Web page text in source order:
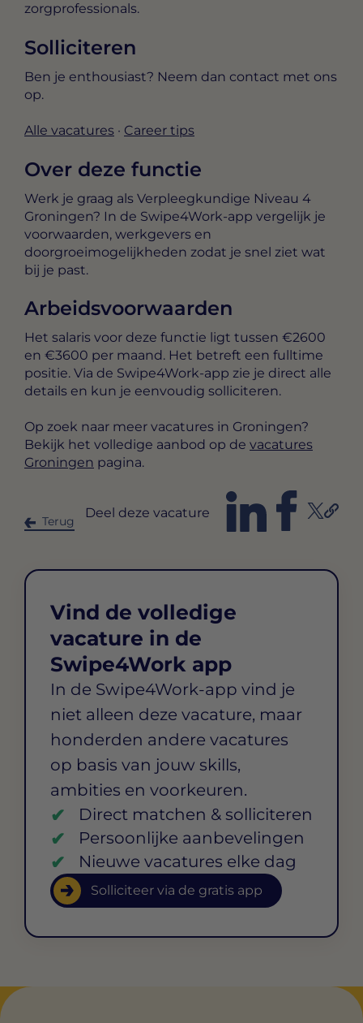
zorgprofessionals.
Solliciteren
Ben je enthousiast? Neem dan contact met ons
op.
Alle vacatures · Career tips
Over deze functie
Werk je graag als Verpleegkundige Niveau 4
Groningen? In de Swipe4Work-app vergelijk je
voorwaarden, werkgevers en
doorgroeimogelijkheden zodat je snel ziet wat
bij je past.
Arbeidsvoorwaarden
Het salaris voor deze functie ligt tussen €2600
en €3600 per maand. Het betreft een fulltime
positie. Via de Swipe4Work-app zie je direct alle
details en kun je eenvoudig solliciteren.
Op zoek naar meer vacatures in Groningen?
Bekijk het volledige aanbod op de vacatures
Groningen pagina.
Terug
Deel deze vacature
Vind de volledige
vacature in de
Swipe4Work app
In de Swipe4Work-app vind je
niet alleen deze vacature, maar
honderden andere vacatures
op basis van jouw skills,
ambities en voorkeuren.
Direct matchen & solliciteren
Persoonlijke aanbevelingen
Nieuwe vacatures elke dag
Solliciteer via de gratis app